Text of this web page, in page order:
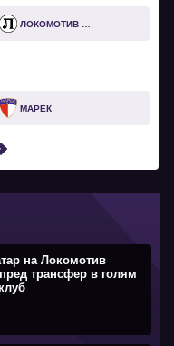
МАРЕК
на Локомотив
трансфер в голям